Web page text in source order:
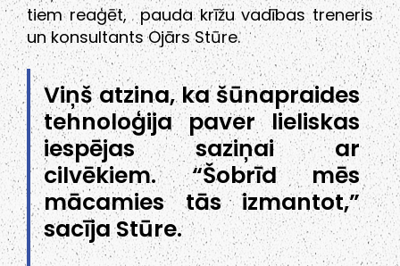
tiem reaģēt, pauda krīžu vadības treneris
un konsultants Ojārs Stūre.
Viņš atzina, ka šūnapraides
tehnoloģija paver lieliskas
iespējas saziņai ar
cilvēkiem. “Šobrīd mēs
mācamies tās izmantot,”
sacīja Stūre.